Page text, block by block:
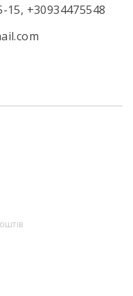
15, +30934475548